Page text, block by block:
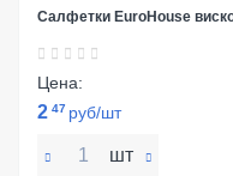
Салфетки EuroHouse
Цена:
2 47 руб/шт
шт